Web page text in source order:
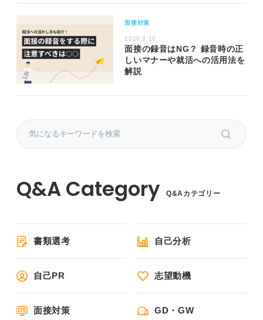
面接対策
2026.8.10
面接の録音はNG？ 録音時の正
しいマナーや就活への活用法を
解説
Q&Aカテゴリー
書類選考 自己分析
自己PR 志望動機
面接対策 GD・GW